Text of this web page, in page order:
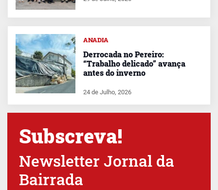
ANADIA
Derrocada no Pereiro:
“Trabalho delicado” avança
antes do inverno
24 de Julho, 2026
Subscreva!
Newsletter Jornal da
Bairrada